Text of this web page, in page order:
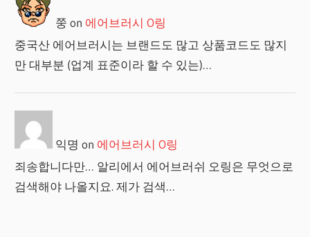
쭝 on 에어브러시 O링
중국산 에어브러시는 브랜드도 많고 상품코드도 많지
만 대부분 (업계 표준이라 할 수 있는)…
익명 on 에어브러시 O링
죄송합니다만… 알리에서 에어브러쉬 오링은 무엇으로
검색해야 나올지요. 제가 검색…